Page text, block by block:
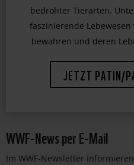
WWF-News per E-Mail
Im WWF-Newsletter